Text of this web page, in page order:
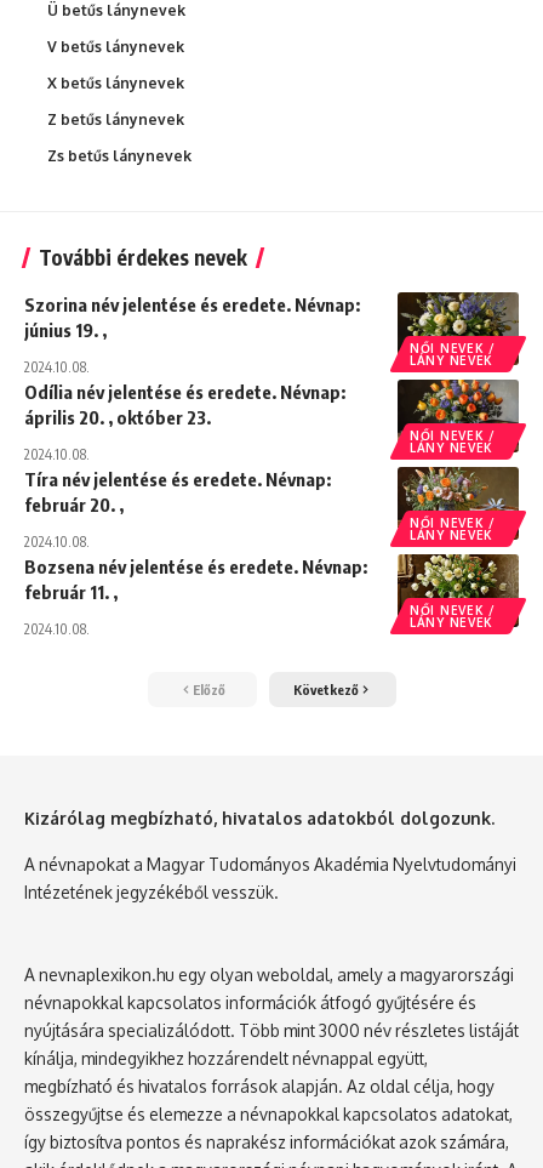
Ü betűs lánynevek
V betűs lánynevek
X betűs lánynevek
Z betűs lánynevek
Zs betűs lánynevek
További érdekes nevek
NŐI NEVEK /
LÁNY NEVEK
Szorina név jelentése és eredete. Névnap:
június 19. ,
2024.10.08.
NŐI NEVEK /
LÁNY NEVEK
Odília név jelentése és eredete. Névnap:
április 20. , október 23.
2024.10.08.
NŐI NEVEK /
LÁNY NEVEK
Tíra név jelentése és eredete. Névnap:
február 20. ,
2024.10.08.
NŐI NEVEK /
LÁNY NEVEK
Bozsena név jelentése és eredete. Névnap:
február 11. ,
2024.10.08.
Előző Következő
Kizárólag megbízható, hivatalos adatokból dolgozunk.
A névnapokat a Magyar Tudományos Akadémia Nyelvtudományi
Intézetének jegyzékéből vesszük.
A nevnaplexikon.hu egy olyan weboldal, amely a magyarországi
névnapokkal kapcsolatos információk átfogó gyűjtésére és
nyújtására specializálódott. Több mint 3000 név részletes listáját
kínálja, mindegyikhez hozzárendelt névnappal együtt,
megbízható és hivatalos források alapján. Az oldal célja, hogy
összegyűjtse és elemezze a névnapokkal kapcsolatos adatokat,
így biztosítva pontos és naprakész információkat azok számára,